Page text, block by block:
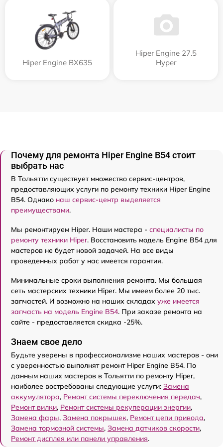
Hiper Engine BX635
Hiper Engine 27.5
Нyper
Почему для ремонта Hiper Engine B54 стоит
выбрать нас
В Тольятти существует множество сервис-центров,
предоставляющих услуги по ремонту техники Hiper Engine
B54. Однако наш сервис-центр выделяется
преимуществами.
Мы ремонтируем Hiper. Наши мастера - специалисты по
ремонту техники Hiper. Восстановить модель Engine B54 для
мастеров не будет новой задачей. На все виды
проведенных работ у нас имеется гарантия.
Минимальные сроки выполнения ремонта. Мы большая
сеть мастерских техники Hiper. Мы имеем более 20 тыс.
запчастей. И возможно на наших складах уже имеется
запчасть на модель Engine B54. При заказе ремонта на
сайте - предоставляется скидка -25%.
Знаем свое дело
Будьте уверены в профессионализме наших мастеров - они
с уверенностью выполнят ремонт Hiper Engine B54. По
данным наших мастеров в Тольятти по ремонту Hiper,
наиболее востребованы следующие услуги: Замена
аккумулятора, Ремонт системы переключения передач,
Ремонт вилки, Ремонт системы рекуперации энергии,
Замена фары, Замена покрышек, Ремонт цепи привода,
Замена тормозной системы, Замена датчиков скорости,
Ремонт дисплея или панели управления.